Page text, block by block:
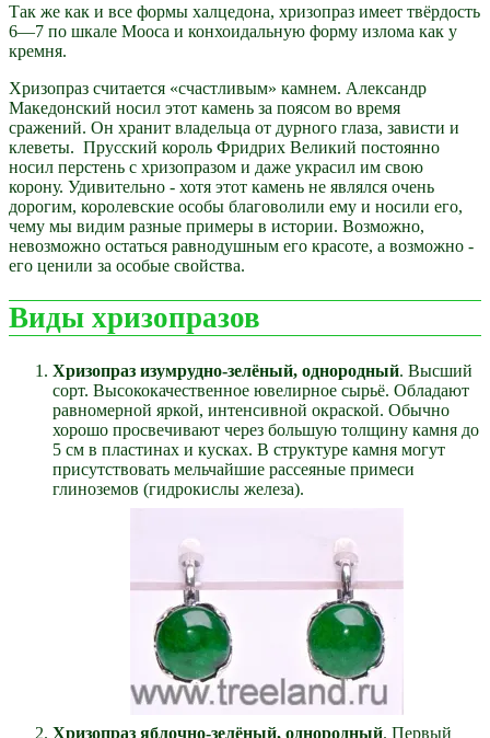
Так же как и все формы халцедона, хризопраз имеет твёрдость
6—7 по шкале Мооса и конхоидальную форму излома как у
кремня.
Хризопраз считается «счастливым» камнем. Александр
Македонский носил этот камень за поясом во время
сражений. Он хранит владельца от дурного глаза, зависти и
клеветы. Прусский король Фридрих Великий постоянно
носил перстень с хризопразом и даже украсил им свою
корону. Удивительно - хотя этот камень не являлся очень
дорогим, королевские особы благоволили ему и носили его,
чему мы видим разные примеры в истории. Возможно,
невозможно остаться равнодушным его красоте, а возможно -
его ценили за особые свойства.
Виды хризопразов
Хризопраз изумрудно-зелёный, однородный. Высший
сорт. Высококачественное ювелирное сырьё. Обладают
равномерной яркой, интенсивной окраской. Обычно
хорошо просвечивают через большую толщину камня до
5 см в пластинах и кусках. В структуре камня могут
присутствовать мельчайшие рассеяные примеси
глиноземов (гидрокислы железа).
Хризопраз яблочно-зелёный, однородный. Первый